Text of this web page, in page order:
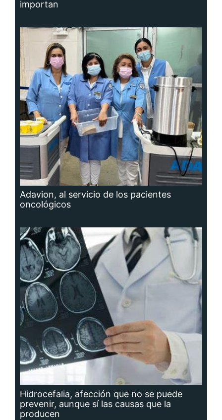
importan
Adavion, al servicio de los pacientes
oncológicos
Hidrocefalia, afección que no se puede
prevenir, aunque sí las causas que la
producen